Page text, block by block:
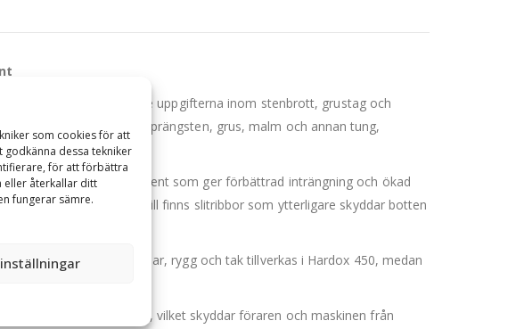
som cookies för att
dessa tekniker
för att förbättra
eller återkallar ditt
fungerar sämre.
för de mest krävande uppgifterna inom stenbrott, grustag och
skopan att hantera sprängsten, grus, malm och annan tung,
tänder och segment som ger förbättrad inträngning och ökad
förhållanden. Undertill finns slitribbor som ytterligare skyddar botten
livslängd. Botten, gavlar, rygg och tak tillverkas i Hardox 450, medan
på skopans tak, vilket skyddar föraren och maskinen från